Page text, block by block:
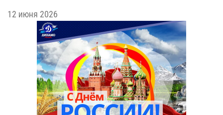
12 июня 2026